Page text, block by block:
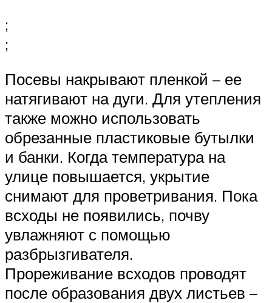
;
;
Посевы накрывают пленкой – ее
натягивают на дуги. Для утепления
также можно использовать
обрезанные пластиковые бутылки
и банки. Когда температура на
улице повышается, укрытие
снимают для проветривания. Пока
всходы не появились, почву
увлажняют с помощью
разбрызгивателя.
Прореживание всходов проводят
после образования двух листьев –